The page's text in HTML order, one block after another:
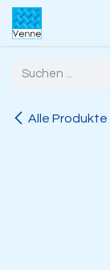
Zum Inhalt springen
Alle Produkte